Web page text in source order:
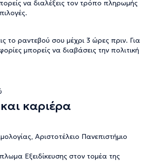
να διαλέξεις τον τρόπο πληρωμής
το ραντεβού σου μέχρι 3 ώρες πριν. Για
μπορείς να διαβάσεις την πολιτική
καριέρα
Αριστοτέλειο Πανεπιστήμιο
Εξειδίκευσης στον τομέα της